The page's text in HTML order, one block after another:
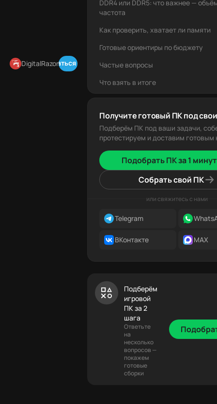
DigitalRazor
Подписаться в Telegram
DDR4 или DDR5: что важнее —
частота
Как проверить, хватает ли памяти
Готовые ориентиры по бюджету
Частые вопросы
Что взять в итоге
Получите готовый ПК под
Подберём ПК под ваши задачи,
протестируем и доставим готовым
Подобрать ПК за 1
Собрать свой ПК
или свяжитесь с нами
Telegram
ВКонтакте MAX
Подберём
игровой
ПК за 2
шага
Ответьте
на
несколько
вопросов —
покажем
готовые
сборки